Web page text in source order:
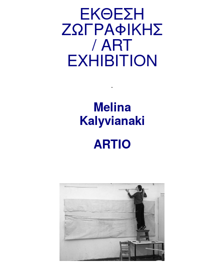
ΕΚΘΕΣΗ
ΖΩΓΡΑΦΙΚΗΣ
/ ART
EXHIBITION
.
Melina
Kalyvianaki
ARTIO